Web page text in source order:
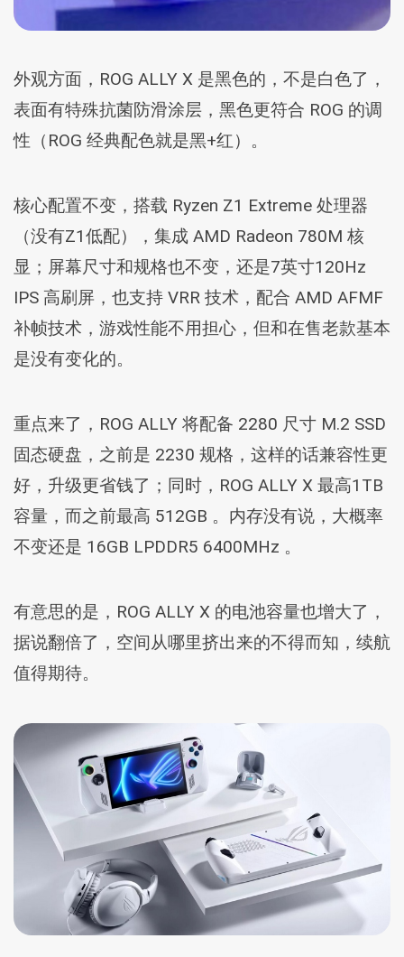
外观方面，ROG ALLY X 是黑色的，不是白色了，
表面有特殊抗菌防滑涂层，黑色更符合 ROG 的调
性（ROG 经典配色就是黑+红）。
核心配置不变，搭载 Ryzen Z1 Extreme 处理器
（没有Z1低配），集成 AMD Radeon 780M 核
显；屏幕尺寸和规格也不变，还是7英寸120Hz
IPS 高刷屏，也支持 VRR 技术，配合 AMD AFMF
补帧技术，游戏性能不用担心，但和在售老款基本
是没有变化的。
重点来了，ROG ALLY 将配备 2280 尺寸 M.2 SSD
固态硬盘，之前是 2230 规格，这样的话兼容性更
好，升级更省钱了；同时，ROG ALLY X 最高1TB
容量，而之前最高 512GB 。内存没有说，大概率
不变还是 16GB LPDDR5 6400MHz 。
有意思的是，ROG ALLY X 的电池容量也增大了，
据说翻倍了，空间从哪里挤出来的不得而知，续航
值得期待。